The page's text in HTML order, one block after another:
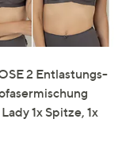
2 Entlastungs-
1x Spitze, 1x